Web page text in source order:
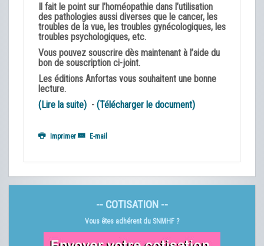
Il fait le point sur l’homéopathie dans l’utilisation
des pathologies aussi diverses que le cancer, les
troubles de la vue, les troubles gynécologiques, les
troubles psychologiques, etc.
Vous pouvez souscrire dès maintenant à l’aide du
bon de souscription ci-joint.
Les éditions Anfortas vous souhaitent une bonne
lecture.
(Lire la suite) - (Télécharger le document)
Imprimer E-mail
-- COTISATION --
Vous êtes adhérent du SNMHF ?